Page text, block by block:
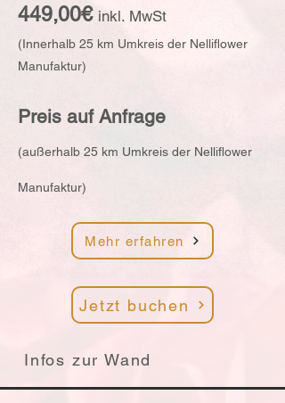
449,00€ inkl. MwSt
(Innerhalb 25 km Umkreis der Nelliflower
Manufaktur)
Preis auf Anfrage
(außerhalb 25 km Umkreis der Nelliflower
Manufaktur)
Mehr erfahren
Jetzt buchen
Infos zur Wand